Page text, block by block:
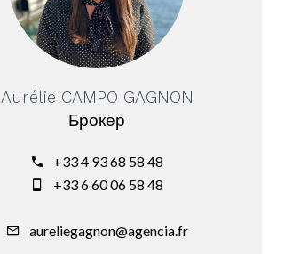
Aurélie CAMPO GAGNON
Брокер
+33 4 93 68 58 48
+33 6 60 06 58 48
aureliegagnon@agencia.fr